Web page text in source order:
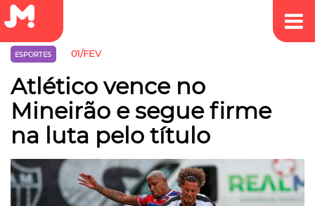
ESPORTES 01/FEV
Atlético vence no
Mineirão e segue firme
na luta pelo título